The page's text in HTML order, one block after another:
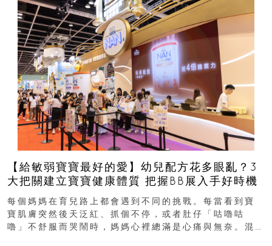
【給敏弱寶寶最好的愛】幼兒配方花多眼亂？3
大把關建立寶寶健康體質 把握BB展入手好時機
每個媽媽在育兒路上都會遇到不同的挑戰。每當看到寶
寶肌膚突然後天泛紅、抓個不停，或者肚仔「咕嚕咕
嚕」不舒服而哭鬧時，媽媽心裡總滿是心痛與無奈。混